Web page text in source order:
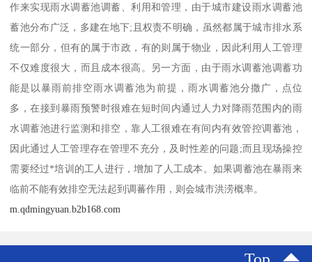
作来实现雨水调蓄池调蓄、利用和管理，由于城市建设雨水调蓄池
蓄池分布广泛，多建在地下;且权责不明确，虽然都属于城市排水系
统一部分，但有的属于市政，有的则属于物业，因此利用人工管理
不仅难度很大，而且成本很高。另一方面，由于雨水调蓄池调蓄功
能是以暴雨前排空雨水调蓄池为前提，雨水调蓄池分撒广，点位
多，在接到暴雨预警时很难在短时间内通过人力对降雨范围内的雨
水调蓄池进行监测和排空，靠人工很难在有间内有效管控调蓄池，
因此通过人工管理存在管理不充分，及时性差的问题;而且现场操控
需要经过*培训的工人进行，增加了人工成本。如果调蓄池在暴雨来
临前不能有效排空无法起到调蕃作用，则会城市洪涝概率。
m.qdmingyuan.b2b168.com